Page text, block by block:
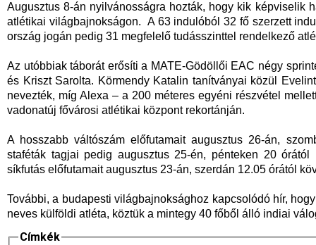
Augusztus 8-án nyilvánosságra hozták, hogy kik képviselik
atlétikai világbajnokságon. A 63 indulóból 32 fő szerzett
ország jogán pedig 31 megfelelő tudásszinttel rendelkező
Az utóbbiak táborát erősíti a MATE-Gödöllői EAC négy
és Kriszt Sarolta. Körmendy Katalin tanítványai közül
nevezték, míg Alexa – a 200 méteres egyéni részvétel
vadonatúj fővárosi atlétikai központ rekortánján.
A hosszabb váltószám előfutamait augusztus 26-án,
staféták tagjai pedig augusztus 25-én, pénteken 20
síkfutás előfutamait augusztus 23-án, szerdán 12.05 órától
További, a budapesti világbajnoksághoz kapcsolódó hír,
neves külföldi atléta, köztük a mintegy 40 főből álló indiai
Címkék